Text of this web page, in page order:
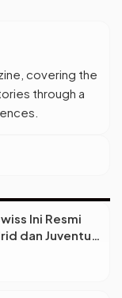
covering the
through a
Ini Resmi
dan Juventus,
Eropa